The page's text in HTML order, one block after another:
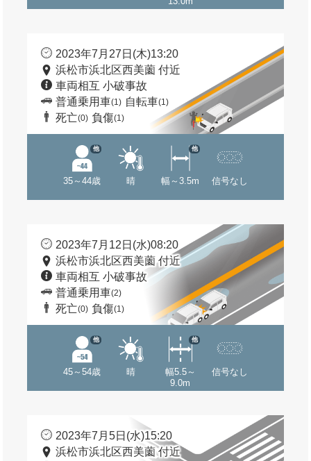
2023年7月27日(木)13:20
浜松市浜北区西美薗 付近
車両相互 小破事故
普通乗用車(1) 自転車(1)
死亡(0) 負傷(1)
35～44歳
他
晴 幅～3.5m
他
信号なし
2023年7月12日(水)08:20
浜松市浜北区西美薗 付近
車両相互 小破事故
普通乗用車(2)
死亡(0) 負傷(1)
45～54歳
他
晴
幅5.5～
9.0m
他
信号なし
2023年7月5日(水)15:20
浜松市浜北区西美薗 付近